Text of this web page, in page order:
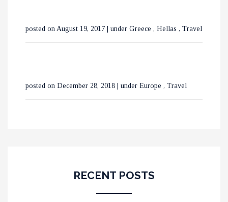
posted on August 19, 2017 under Greece , Hellas , Travel
posted on December 28, 2018 under Europe , Travel
RECENT POSTS